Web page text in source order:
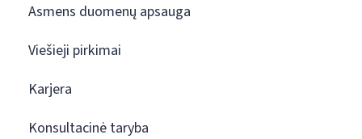
Asmens duomenų apsauga
Viešieji pirkimai
Karjera
Konsultacinė taryba